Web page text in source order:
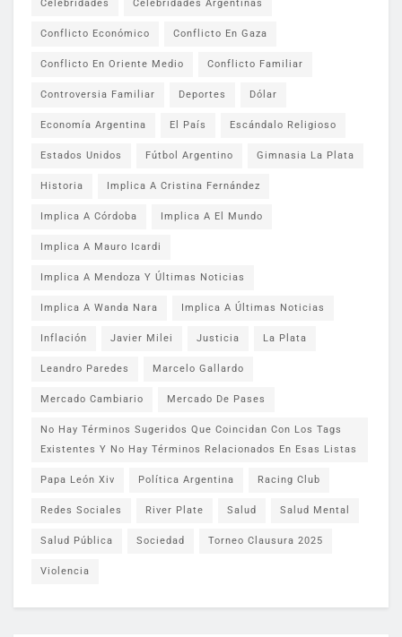
Celebridades Celebridades Argentinas
Conflicto Económico Conflicto En Gaza
Conflicto En Oriente Medio Conflicto Familiar
Controversia Familiar Deportes Dólar
Economía Argentina El País Escándalo Religioso
Estados Unidos Fútbol Argentino Gimnasia La Plata
Historia Implica A Cristina Fernández
Implica A Córdoba Implica A El Mundo
Implica A Mauro Icardi
Implica A Mendoza Y Últimas Noticias
Implica A Wanda Nara Implica A Últimas Noticias
Inflación Javier Milei Justicia La Plata
Leandro Paredes Marcelo Gallardo
Mercado Cambiario Mercado De Pases
No Hay Términos Sugeridos Que Coincidan Con Los Tags
Existentes Y No Hay Términos Relacionados En Esas Listas
Papa León Xiv Política Argentina Racing Club
Redes Sociales River Plate Salud Salud Mental
Salud Pública Sociedad Torneo Clausura 2025
Violencia